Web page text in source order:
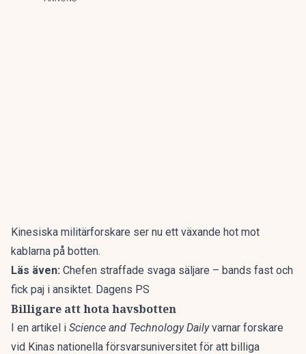
Kinesiska militärforskare ser nu ett växande hot mot
kablarna på botten.
Läs även: Chefen straffade svaga säljare – bands fast och
fick paj i ansiktet. Dagens PS
Billigare att hota havsbotten
I en artikel i Science and Technology Dailyvarnar forskare
vid Kinas nationella försvarsuniversitet för att billiga